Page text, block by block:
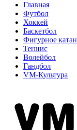
Главная
Футбол
Хоккей
Баскетбол
Фигурное
Теннис
Волейбол
Гандбол
VM-Культура